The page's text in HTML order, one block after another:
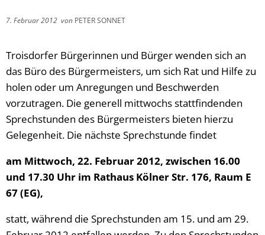
7. Februar 2012 von PETER SONNET
Troisdorfer Bürgerinnen und Bürger wenden sich an
das Büro des Bürgermeisters, um sich Rat und Hilfe zu
holen oder um Anregungen und Beschwerden
vorzutragen. Die generell mittwochs stattfindenden
Sprechstunden des Bürgermeisters bieten hierzu
Gelegenheit. Die nächste Sprechstunde findet
am Mittwoch, 22. Februar 2012, zwischen 16.00
und 17.30 Uhr im Rathaus Kölner Str. 176, Raum E
67 (EG),
statt, während die Sprechstunden am 15. und am 29.